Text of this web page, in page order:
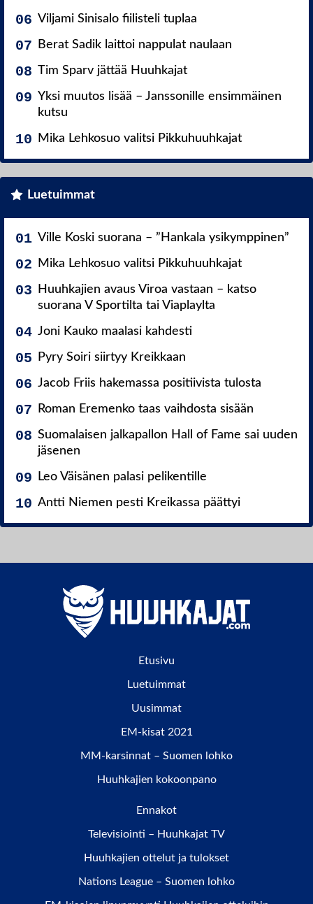
Viljami Sinisalo fiilisteli tuplaa
Berat Sadik laittoi nappulat naulaan
Tim Sparv jättää Huuhkajat
Yksi muutos lisää – Janssonille ensimmäinen
kutsu
Mika Lehkosuo valitsi Pikkuhuuhkajat
Luetuimmat
Ville Koski suorana – ”Hankala ysikymppinen”
Mika Lehkosuo valitsi Pikkuhuuhkajat
Huuhkajien avaus Viroa vastaan – katso
suorana V Sportilta tai Viaplaylta
Joni Kauko maalasi kahdesti
Pyry Soiri siirtyy Kreikkaan
Jacob Friis hakemassa positiivista tulosta
Roman Eremenko taas vaihdosta sisään
Suomalaisen jalkapallon Hall of Fame sai uuden
jäsenen
Leo Väisänen palasi pelikentille
Antti Niemen pesti Kreikassa päättyi
Etusivu
Luetuimmat
Uusimmat
EM-kisat 2021
MM-karsinnat – Suomen lohko
Huuhkajien kokoonpano
Ennakot
Televisiointi – Huuhkajat TV
Huuhkajien ottelut ja tulokset
Nations League – Suomen lohko